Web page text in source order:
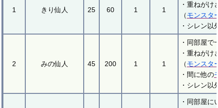
1 きり仙人 25 60 1 1
・重ねが
（モンスタ
・シレン
2 みの仙人 45 200 1 1
・同部屋
・重ねが
（モンスタ
・間に他の
・シレン
・同部屋